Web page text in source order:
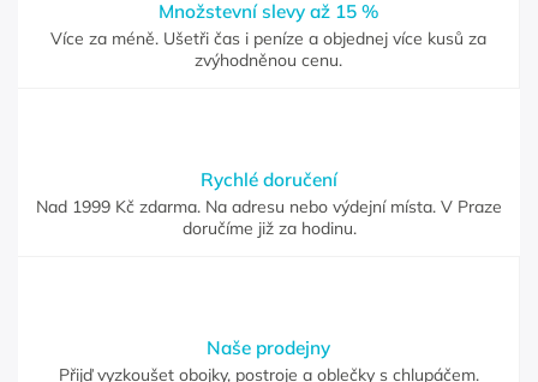
Množstevní slevy až 15 %
Více za méně. Ušetři čas i peníze a objednej více kusů za
zvýhodněnou cenu.
Rychlé doručení
Nad 1999 Kč zdarma. Na adresu nebo výdejní místa. V Praze
doručíme již za hodinu.
Naše prodejny
Přijď vyzkoušet obojky, postroje a oblečky s chlupáčem.